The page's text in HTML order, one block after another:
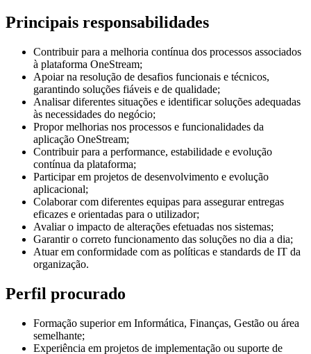
Principais responsabilidades
Contribuir para a melhoria contínua dos processos associados
à plataforma OneStream;
Apoiar na resolução de desafios funcionais e técnicos,
garantindo soluções fiáveis e de qualidade;
Analisar diferentes situações e identificar soluções adequadas
às necessidades do negócio;
Propor melhorias nos processos e funcionalidades da
aplicação OneStream;
Contribuir para a performance, estabilidade e evolução
contínua da plataforma;
Participar em projetos de desenvolvimento e evolução
aplicacional;
Colaborar com diferentes equipas para assegurar entregas
eficazes e orientadas para o utilizador;
Avaliar o impacto de alterações efetuadas nos sistemas;
Garantir o correto funcionamento das soluções no dia a dia;
Atuar em conformidade com as políticas e standards de IT da
organização.
Perfil procurado
Formação superior em Informática, Finanças, Gestão ou área
semelhante;
Experiência em projetos de implementação ou suporte de